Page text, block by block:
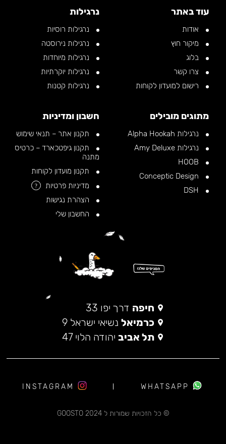
עוד באתר
אודות
מיקור חוץ
בלוג
צרו קשר
רישום למועדון לקוחות
נרגילות
נרגילות רוסיות
נרגילות נירוסטה
נרגילות מיוחדות
נרגילות יוקרתיות
נרגילות קטנות
מתוגים מובילים
נרגילות Alpha Hookah
נרגילות Amy Deluxe
חשבון ומדיניות
תקנון אתר – תנאי שימוש
תקנון גיפטכארד – כרטיס
מתנה
תקנון מועדון לקוחות
מדיניות פרטיות
?
הצהרת נגישות
החשבון שלי
חיפה דרך יפו 33
כרמיאל נשיאי ישראל 9
תל אביב יהודה הלוי 47
© כל הזכויות שמורות ל 2024 GOOSTO
WHATSAPP
INSTAGRAM